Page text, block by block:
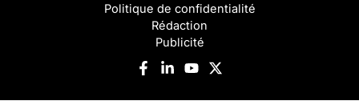
Politique de confidentialité
Rédaction
Publicité